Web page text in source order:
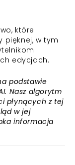
które
pięknej, w tym
edycjach.
podstawie
Nasz algorytm
płynących z tej
w jej
informacja